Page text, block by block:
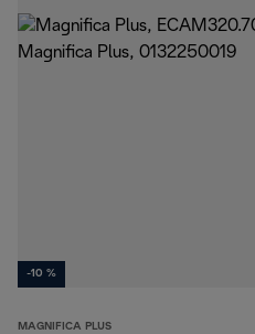
-10 %
MAGNIFICA PLUS